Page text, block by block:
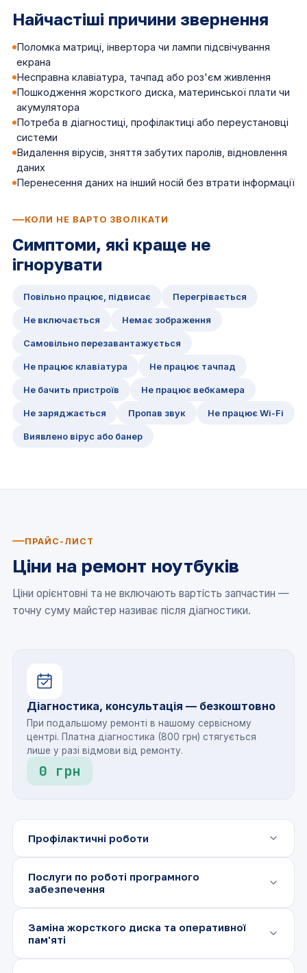
Найчастіші причини звернення
Поломка матриці, інвертора чи лампи підсвічування
екрана
Несправна клавіатура, тачпад або роз'єм живлення
Пошкодження жорсткого диска, материнської плати чи
акумулятора
Потреба в діагностиці, профілактиці або переустановці
системи
Видалення вірусів, зняття забутих паролів, відновлення
даних
Перенесення даних на інший носій без втрати інформації
КОЛИ НЕ ВАРТО ЗВОЛІКАТИ
Симптоми, які краще не
ігнорувати
Повільно працює, підвисає Перегрівається
Не включається Немає зображення
Самовільно перезавантажується
Не працює клавіатура Не працює тачпад
Не бачить пристроїв Не працює вебкамера
Не заряджається Пропав звук Не працює Wi-Fi
Виявлено вірус або банер
ПРАЙС-ЛИСТ
Ціни на ремонт ноутбуків
Ціни орієнтовні та не включають вартість запчастин —
точну суму майстер називає після діагностики.
Діагностика, консультація — безкоштовно
При подальшому ремонті в нашому сервісному
центрі. Платна діагностика (800 грн) стягується
лише у разі відмови від ремонту.
0 грн
Профілактичні роботи
Повна розбірка і збірка ноутбука
термопасти
Профілактика системи
Послуги по роботі програмного
забезпечення
Відновлення операційної системи з
резервної копії
грн
Налаштування, установка драйверів
від 500
Заміна жорсткого диска та оперативної
пам'яті